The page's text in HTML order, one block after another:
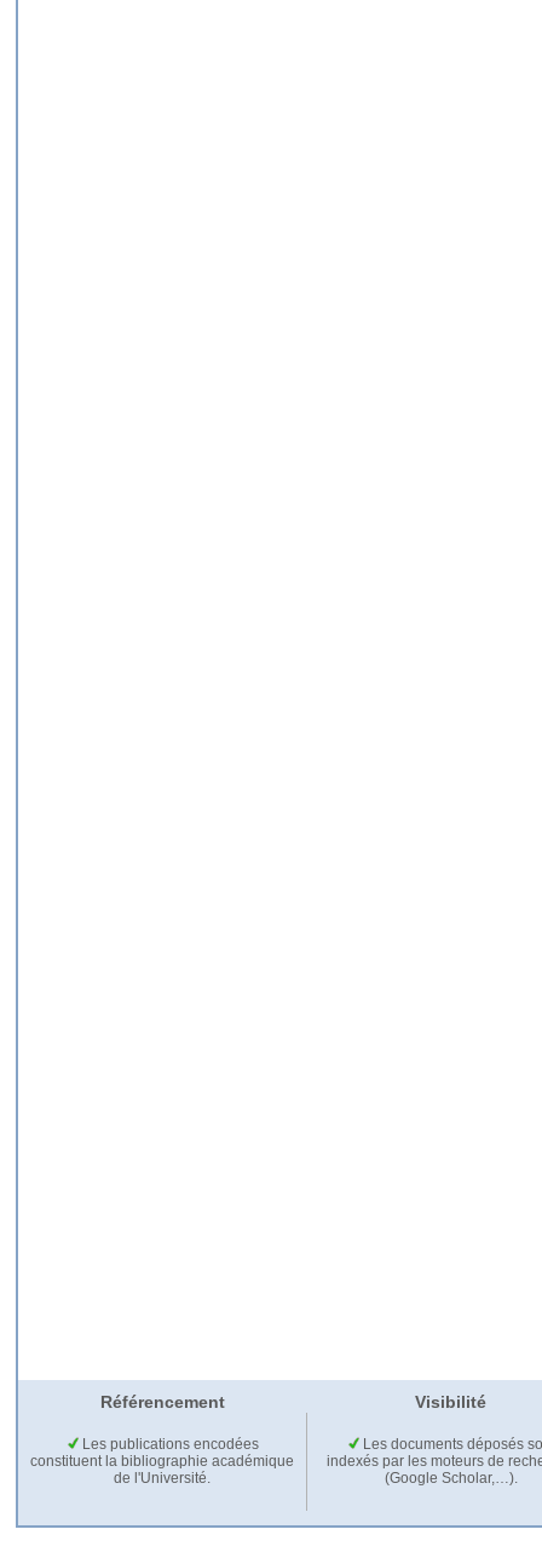
Référencement Visibilité
Les publications encodées
constituent la bibliographie académique
de l'Université.
Les documents déposés
indexés par les moteurs de
(Google Scholar,…).